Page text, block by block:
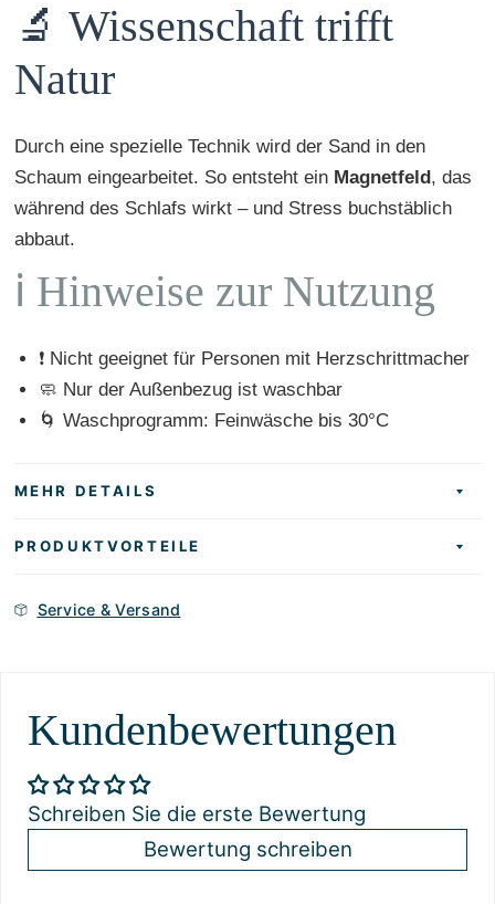
🔬 Wissenschaft trifft
Natur
Durch eine spezielle Technik wird der Sand in den
Schaum eingearbeitet. So entsteht ein Magnetfeld, das
während des Schlafs wirkt – und Stress buchstäblich
abbaut.
ℹ️ Hinweise zur Nutzung
❗ Nicht geeignet für Personen mit Herzschrittmacher
🧼 Nur der Außenbezug ist waschbar
🌀 Waschprogramm: Feinwäsche bis 30°C
MEHR DETAILS
PRODUKTVORTEILE
Service & Versand
Kundenbewertungen
Schreiben Sie die erste Bewertung
Bewertung schreiben